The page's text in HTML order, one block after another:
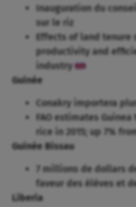
Inauguration du
sur le riz
Effects of land tenure
productivity and
industry
Guinée
Conakry importera
FAO estimates
rice in 2015; up 7%
Guinée Bissau
7 millions de dollars
faveur des élèves et
Liberia